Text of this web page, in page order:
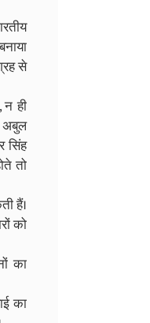
से
न ही
अबुल
सिंह
तो
हैं।
को
का
का